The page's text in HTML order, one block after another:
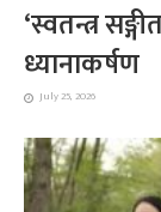
‘स्वतन्त्र
ध्यानाकर्षण
July 25, 2026